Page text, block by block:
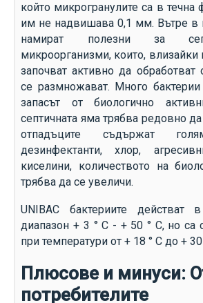
който микрогранулите са в
им не надвишава 0,1 мм. Вътре в
намират полезни за
микроорганизми, които, влизайки
започват активно да обработват
се размножават. Много
запасът от биологично
септичната яма трябва редовно
отпадъците съдържат
дезинфектанти, хлор,
киселини, количеството на
трябва да се увеличи.
UNIBAC бактериите действат
диапазон + 3 ° C - + 50 ° C, но са
при температури от + 18 ° C до + 30
Плюсове и минуси:
потребителите